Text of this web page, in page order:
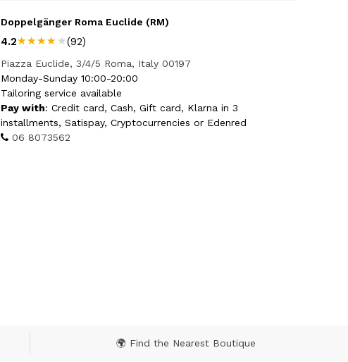
Doppelgänger Roma Euclide (RM)
4.2★★★★★
★★★★★(92)
Piazza Euclide, 3/4/5 Roma, Italy 00197
Monday-Sunday 10:00-20:00
Tailoring service available
Pay with: Credit card, Cash, Gift card, Klarna in 3
installments, Satispay, Cryptocurrencies or Edenred
06 8073562
Doppelgänger Piazza Venezia Roma (RM)
🌍 Find the Nearest Boutique